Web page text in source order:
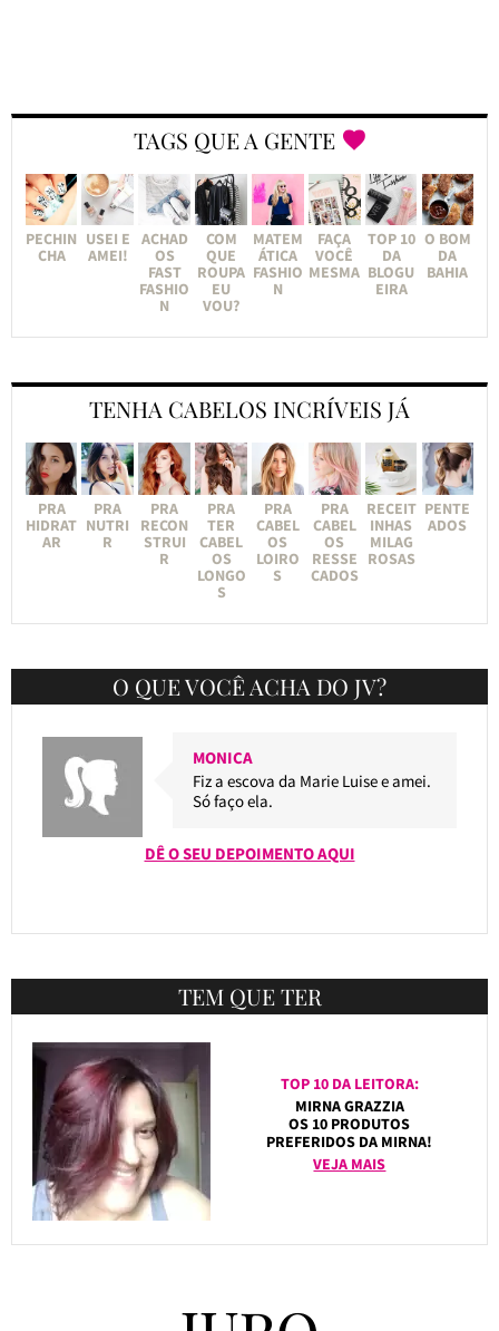
TAGS QUE A GENTE
PECHIN
CHA
USEI E
AMEI!
ACHAD
OS
FAST
FASHIO
N
COM
QUE
ROUPA
EU
VOU?
MATEM
ÁTICA
FASHIO
N
FAÇA
VOCÊ
MESMA
TOP 10
DA
BLOGU
EIRA
O BOM
DA
BAHIA
TENHA CABELOS INCRÍVEIS JÁ
PRA
HIDRAT
AR
PRA
NUTRI
R
PRA
RECON
STRUI
R
PRA
TER
CABEL
OS
LONGO
S
PRA
CABEL
OS
LOIRO
S
PRA
CABEL
OS
RESSE
CADOS
RECEIT
INHAS
MILAG
ROSAS
PENTE
ADOS
O QUE VOCÊ ACHA DO JV?
MONICA
Fiz a escova da Marie Luise e amei.
Só faço ela.
DÊ O SEU DEPOIMENTO AQUI
TEM QUE TER
TOP 10 DA LEITORA:
MIRNA GRAZZIA
OS 10 PRODUTOS
PREFERIDOS DA MIRNA!
VEJA MAIS